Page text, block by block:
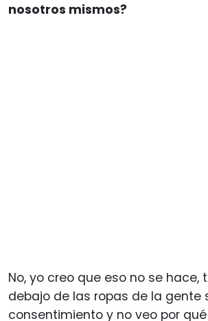
nosotros mismos?
No, yo creo que eso no se hace,
debajo de las ropas de la gente
consentimiento y no veo por